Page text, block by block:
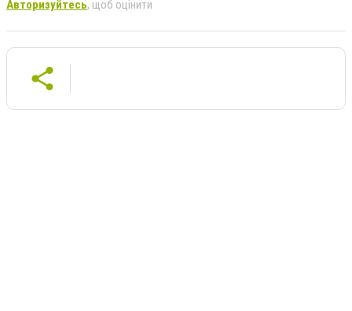
Авторизуйтесь, щоб оцінити